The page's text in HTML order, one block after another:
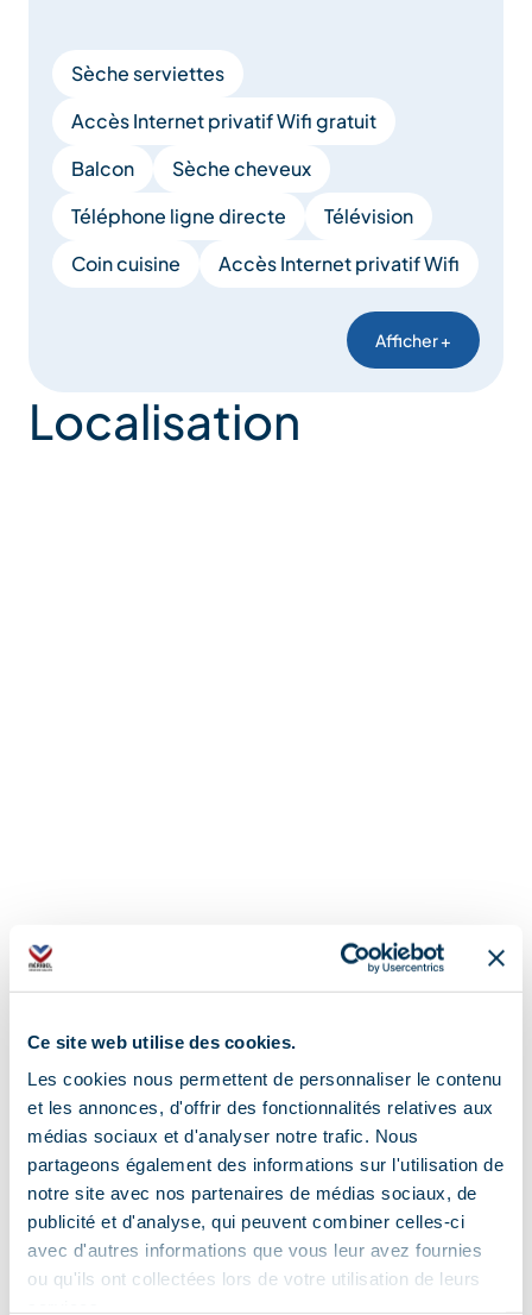
Ce site web utilise des cookies.
Les cookies nous permettent de personnaliser le contenu
et les annonces, d'offrir des fonctionnalités relatives aux
médias sociaux et d'analyser notre trafic. Nous
partageons également des informations sur l'utilisation de
notre site avec nos partenaires de médias sociaux, de
publicité et d'analyse, qui peuvent combiner celles-ci
avec d'autres informations que vous leur avez fournies
ou qu'ils ont collectées lors de votre utilisation de leurs
Sèche serviettes
Accès Internet privatif Wifi gratuit
Balcon
Sèche cheveux
Téléphone ligne directe
Télévision
Coin cuisine
Accès Internet privatif Wifi
Afficher +
Localisation
Adresse :
640 impasse des Darbollées, 73550 Les Allues
Au pied des pistes :
Oui